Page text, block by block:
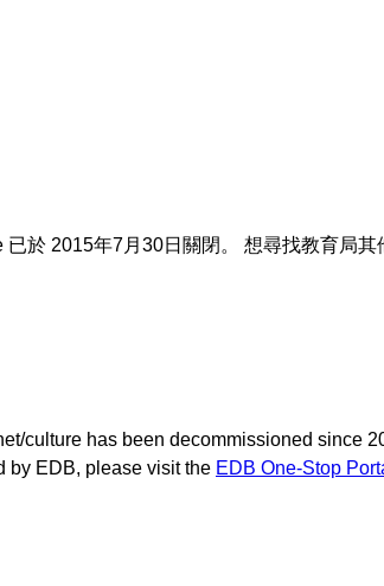
於 2015年7月30日關閉。 想尋找教育局其
culture has been decommissioned since
by EDB, please visit the EDB One-Stop